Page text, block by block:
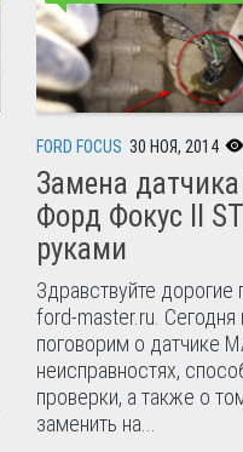
FORD FOCUS 30 НОЯ, 2014
Замена
Форд Фокус II
руками
Здравствуйте дорогие
ford-master.ru.
поговорим о датчике
неисправностях,
проверки, а также о
заменить на...